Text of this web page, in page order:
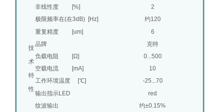
技
术
特
性
非线性度 [%]
2
极限频率在(在3dB) [Hz]
约120
重复精度 [um]
6
品牌
克特
负载电阻 [Ω]
0...500
空载电流 [mA]
10
工作环境温度 [℃]
-25...70
输出指示LED
red
纹波输出
约±0.15%